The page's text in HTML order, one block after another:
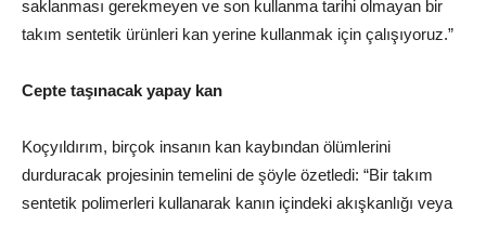
saklanması gerekmeyen ve son kullanma tarihi olmayan bir
takım sentetik ürünleri kan yerine kullanmak için çalışıyoruz.”
Cepte taşınacak yapay kan
Koçyıldırım, birçok insanın kan kaybından ölümlerini
durduracak projesinin temelini de şöyle özetledi: “Bir takım
sentetik polimerleri kullanarak kanın içindeki akışkanlığı veya